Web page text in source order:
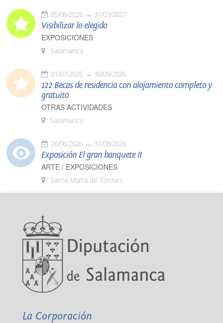
05/06/2026 31/03/2027
Visibilizar lo elegido
EXPOSICIONES
Salamanca
01/07/2026 30/09/2026
122 Becas de residencia con alojamiento completo y
gratuito
OTRAS ACTIVIDADES
Salamanca
26/06/2026 31/08/2026
Exposición El gran banquete II
ARTE / EXPOSICIONES
Santa Marta de Tormes
La Corporación